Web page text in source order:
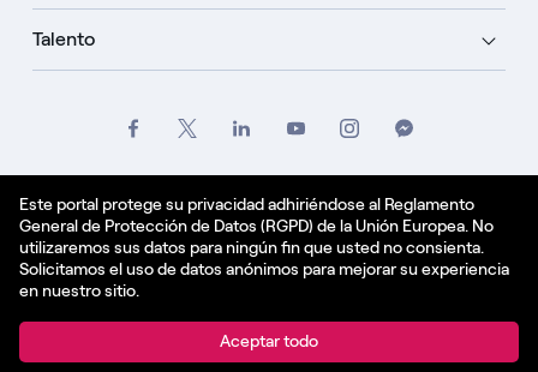
Este portal protege su privacidad adhiriéndose al Reglamento
General de Protección de Datos (RGPD) de la Unión Europea. No
utilizaremos sus datos para ningún fin que usted no consienta.
Solicitamos el uso de datos anónimos para mejorar su experiencia
en nuestro sitio.
Aceptar todo
Talento
Política de cookies
Español - ES
© Enel Spa All Rights Reserved Enel Spa VAT code